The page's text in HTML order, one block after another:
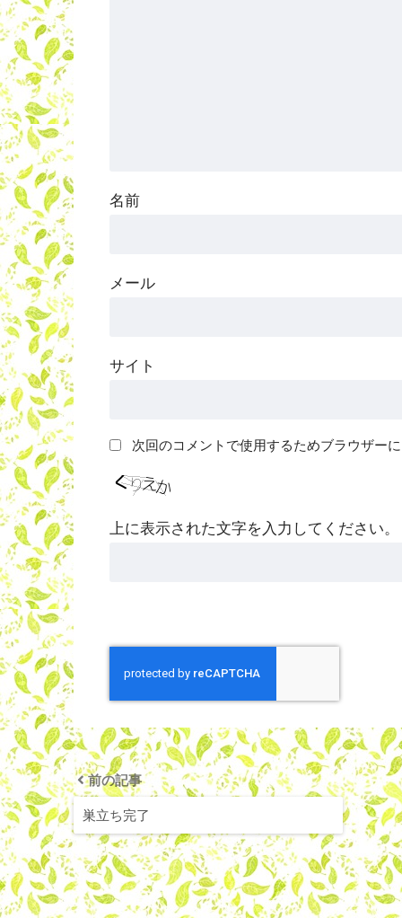
名前
メール
サイト
次回のコメントで使用するためブラウザー
上に表示された文字を入力してください。
前の記事
巣立ち完了